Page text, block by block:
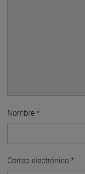
Nombre *
Correo electrónico *